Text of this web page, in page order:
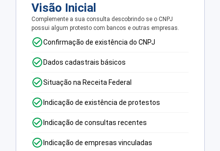
Visão Inicial
Complemente a sua consulta descobrindo se o CNPJ
possui algum protesto com bancos e outras empresas.
Confirmação de existência do CNPJ
Dados cadastrais básicos
Situação na Receita Federal
Indicação de existência de protestos
Indicação de consultas recentes
Indicação de empresas vinculadas